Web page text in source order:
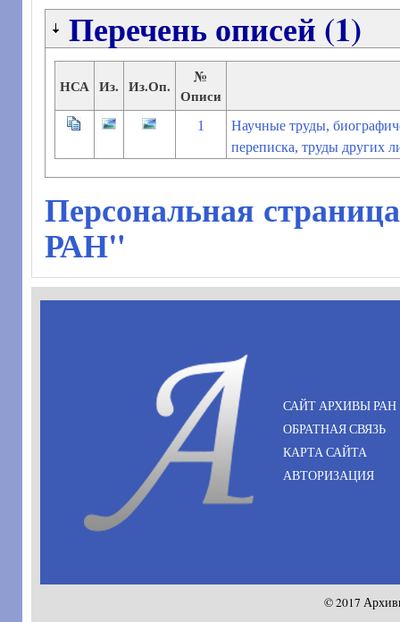
Перечень описей (1)
НСА Из. Из.Оп.
№
Описи
1
Научные труды,
переписка, труды других
Персональная
РАН"
САЙТ АРХИВЫ РАН
ОБРАТНАЯ СВЯЗЬ
КАРТА САЙТА
АВТОРИЗАЦИЯ
© 2017